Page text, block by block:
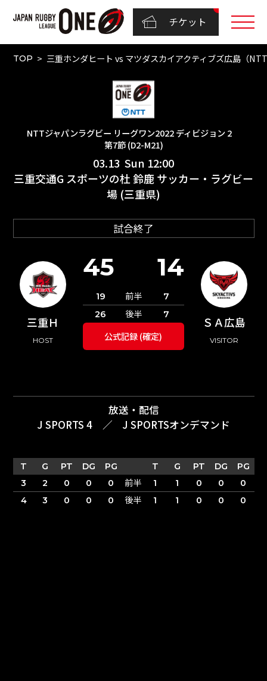
チケット
TOP 三重ホンダヒート vs マツダスカイアクティブズ広島（
NTTジャパンラグビー リーグワン2022 ディビジョン 2
第7節 (D2-M21)
03.13 Sun 12:00
三重交通G スポーツの杜 鈴鹿 サッカー・ラグビー
場 (三重県)
試合終了
三重Ｈ
HOST
ＳＡ広島
VISITOR
45 14
19 前半
7
26
後半 7
公式記録 (確定)
放送・配信
J SPORTS 4
／ J SPORTSオンデマンド
T G PT DG PG T G PT DG
PG
3
2 0 0 0 前半 1 1 0 0
0
4
3 0 0 0 後半 1 1 0 0 0